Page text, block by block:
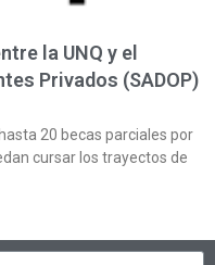
la UNQ y el
Privados (SADOP)
20 becas parciales por
cursar los trayectos de